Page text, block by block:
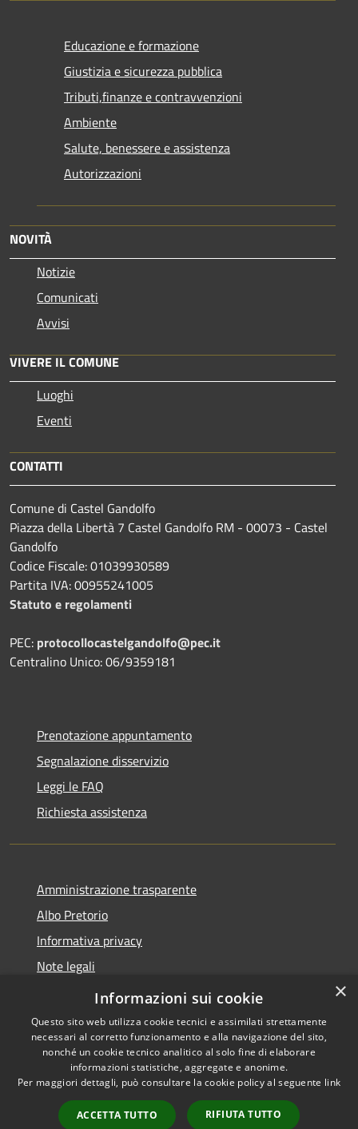
Educazione e formazione
Giustizia e sicurezza pubblica
Tributi,finanze e contravvenzioni
Ambiente
Salute, benessere e assistenza
Autorizzazioni
NOVITÀ
Notizie
Comunicati
Avvisi
VIVERE IL COMUNE
Luoghi
Eventi
CONTATTI
Comune di Castel Gandolfo
Piazza della Libertà 7 Castel Gandolfo RM - 00073 - Castel
Gandolfo
Codice Fiscale: 01039930589
Partita IVA: 00955241005
Statuto e regolamenti
PEC: protocollocastelgandolfo@pec.it
Centralino Unico: 06/9359181
Prenotazione appuntamento
Segnalazione disservizio
Leggi le FAQ
Richiesta assistenza
Amministrazione trasparente
Albo Pretorio
Informativa privacy
Note legali
Dichiarazione di accessibilità
Accessibilità
Copyright © 2026 • Comune di
Castel Gandolfo • Powered by
Municipium•
Accesso
×
Informazioni sui cookie
Questo sito web utilizza cookie tecnici e assimilati strettamente
necessari al corretto funzionamento e alla navigazione del sito,
nonché un cookie tecnico analitico al solo fine di elaborare
informazioni statistiche, aggregate e anonime.
Per maggiori dettagli, può consultare la cookie policy al seguente link
ACCETTA TUTTO RIFIUTA TUTTO